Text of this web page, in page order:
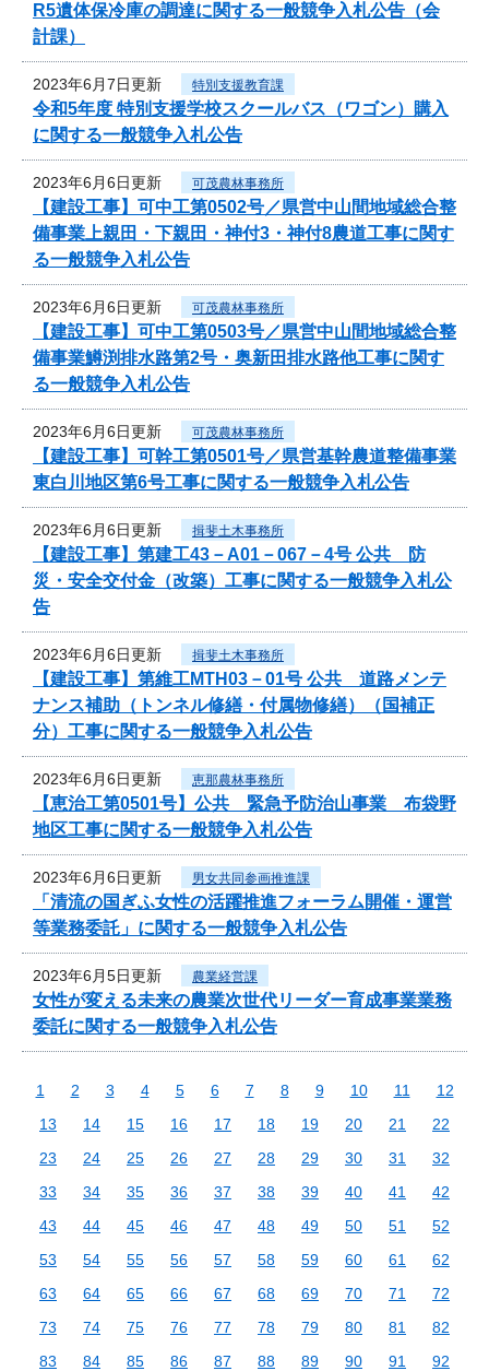
R5遺体保冷庫の調達に関する一般競争入札公告（会
計課）
2023年6月7日更新 特別支援教育課
令和5年度 特別支援学校スクールバス（ワゴン）購入
に関する一般競争入札公告
2023年6月6日更新 可茂農林事務所
【建設工事】可中工第0502号／県営中山間地域総合整
備事業上親田・下親田・神付3・神付8農道工事に関す
る一般競争入札公告
2023年6月6日更新 可茂農林事務所
【建設工事】可中工第0503号／県営中山間地域総合整
備事業鱒渕排水路第2号・奥新田排水路他工事に関す
る一般競争入札公告
2023年6月6日更新 可茂農林事務所
【建設工事】可幹工第0501号／県営基幹農道整備事業
東白川地区第6号工事に関する一般競争入札公告
2023年6月6日更新 揖斐土木事務所
【建設工事】第建工43－A01－067－4号 公共 防
災・安全交付金（改築）工事に関する一般競争入札公
告
2023年6月6日更新 揖斐土木事務所
【建設工事】第維工MTH03－01号 公共 道路メンテ
ナンス補助（トンネル修繕・付属物修繕）（国補正
分）工事に関する一般競争入札公告
2023年6月6日更新 恵那農林事務所
【恵治工第0501号】公共 緊急予防治山事業 布袋野
地区工事に関する一般競争入札公告
2023年6月6日更新 男女共同参画推進課
「清流の国ぎふ女性の活躍推進フォーラム開催・運営
等業務委託」に関する一般競争入札公告
2023年6月5日更新 農業経営課
女性が変える未来の農業次世代リーダー育成事業業務
委託に関する一般競争入札公告
1 2 3 4 5 6 7 8 9 10 11
12
13
14 15 16 17 18 19 20 21
22
23
24 25 26 27 28 29 30 31
32
33
34 35 36 37 38 39 40 41
42
43
44 45 46 47 48 49 50 51
52
53
54 55 56 57 58 59 60 61
62
63
64 65 66 67 68 69 70 71
72
73
74 75 76 77 78 79 80 81
82
83
84 85 86 87 88 89 90 91
92